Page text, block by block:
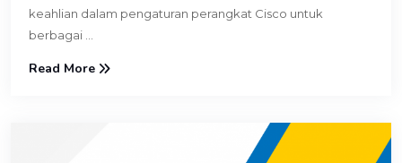
keahlian dalam pengaturan perangkat Cisco untuk
berbagai ...
Read More